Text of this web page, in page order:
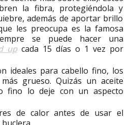
la fibra, protegiéndola y
además de aportar brillo
les preocupa es la famosa
se puede hacer una
upcada 15 días o 1 vez por
ideales para cabello fino, los
grueso. Quizás un aceite
fino lo deje con un aspecto
de calor antes de usar el